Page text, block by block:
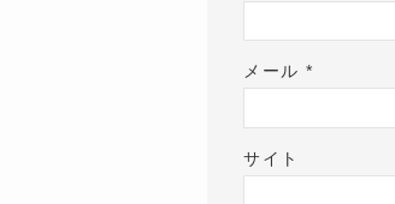
メール *
サイト